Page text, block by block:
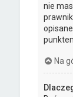
nie
Na